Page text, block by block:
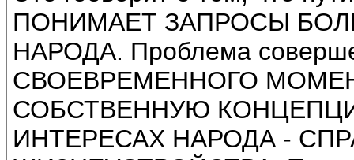
ПОНИМАЕТ ЗАПРОСЫ
НАРОДА. Проблема
СВОЕВРЕМЕННОГО
СОБСТВЕННУЮ
ИНТЕРЕСАХ НАРОДА -